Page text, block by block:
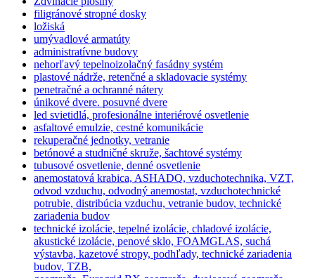
filigránové stropné dosky
ložiská
umývadlové armatúty
administratívne budovy
nehorľavý tepelnoizolačný fasádny systém
plastové nádrže, retenčné a skladovacie systémy
penetračné a ochranné nátery
únikové dvere. posuvné dvere
led svietidlá, profesionálne interiérové osvetlenie
asfaltové emulzie, cestné komunikácie
rekuperačné jednotky, vetranie
betónové a studničné skruže, šachtové systémy
tubusové osvetlenie, denné osvetlenie
anemostatová krabica, ASHADQ, vzduchotechnika, VZT,
odvod vzduchu, odvodný anemostat, vzduchotechnické
potrubie, distribúcia vzduchu, vetranie budov, technické
zariadenia budov
technické izolácie, tepelné izolácie, chladové izolácie,
akustické izolácie, penové sklo, FOAMGLAS, suchá
výstavba, kazetové stropy, podhľady, technické zariadenia
budov, TZB,